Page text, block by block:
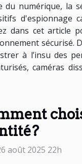
du numérique, la
d'espionnage
dans cet article
sécurisé.
à l’insu des
caméras
août 2025 22h